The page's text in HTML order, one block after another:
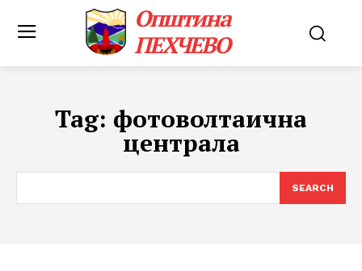
Општина
ПЕХЧЕВО
Tag: фотоволтаична
централа
SEARCH